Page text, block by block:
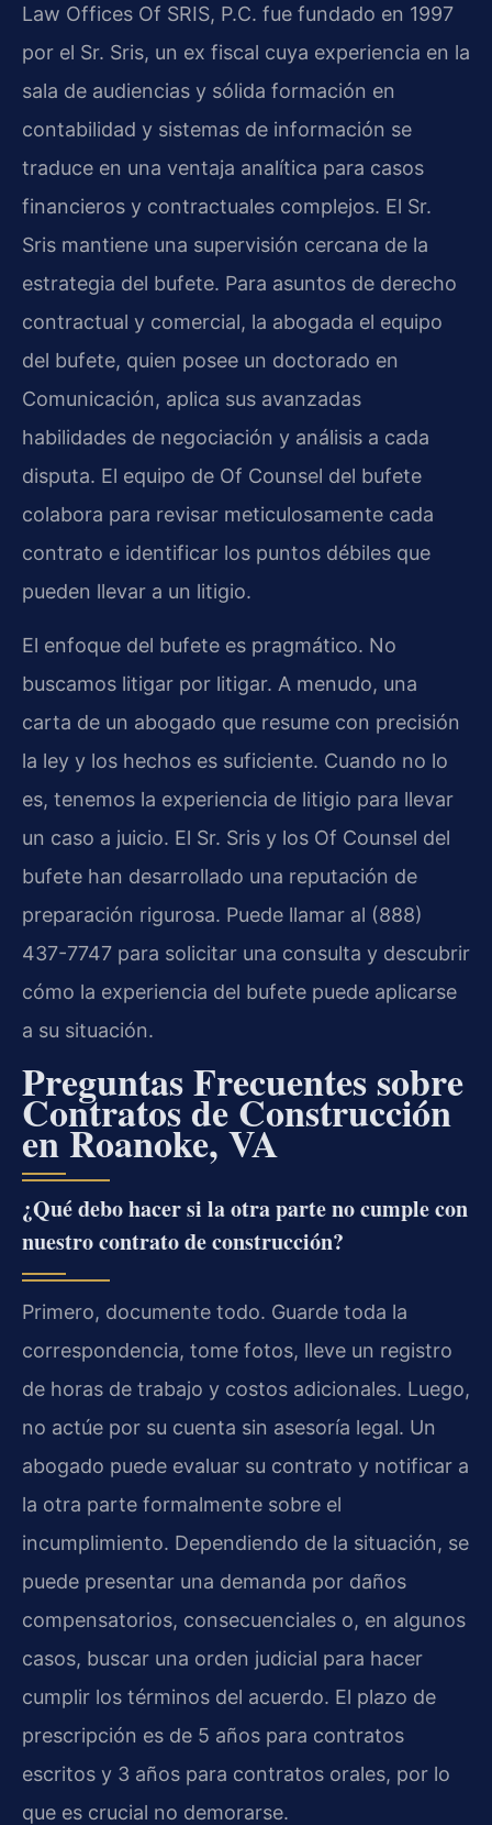
Law Offices Of SRIS, P.C. fue fundado en 1997
por el Sr. Sris, un ex fiscal cuya experiencia en la
sala de audiencias y sólida formación en
contabilidad y sistemas de información se
traduce en una ventaja analítica para casos
financieros y contractuales complejos. El Sr.
Sris mantiene una supervisión cercana de la
estrategia del bufete. Para asuntos de derecho
contractual y comercial, la abogada el equipo
del bufete, quien posee un doctorado en
Comunicación, aplica sus avanzadas
habilidades de negociación y análisis a cada
disputa. El equipo de Of Counsel del bufete
colabora para revisar meticulosamente cada
contrato e identificar los puntos débiles que
pueden llevar a un litigio.
El enfoque del bufete es pragmático. No
buscamos litigar por litigar. A menudo, una
carta de un abogado que resume con precisión
la ley y los hechos es suficiente. Cuando no lo
es, tenemos la experiencia de litigio para llevar
un caso a juicio. El Sr. Sris y los Of Counsel del
bufete han desarrollado una reputación de
preparación rigurosa. Puede llamar al (888)
437-7747 para solicitar una consulta y descubrir
cómo la experiencia del bufete puede aplicarse
a su situación.
Preguntas Frecuentes sobre
Contratos de Construcción
en Roanoke, VA
¿Qué debo hacer si la otra parte no cumple con
nuestro contrato de construcción?
Primero, documente todo. Guarde toda la
correspondencia, tome fotos, lleve un registro
de horas de trabajo y costos adicionales. Luego,
no actúe por su cuenta sin asesoría legal. Un
abogado puede evaluar su contrato y notificar a
la otra parte formalmente sobre el
incumplimiento. Dependiendo de la situación, se
puede presentar una demanda por daños
compensatorios, consecuenciales o, en algunos
casos, buscar una orden judicial para hacer
cumplir los términos del acuerdo. El plazo de
prescripción es de 5 años para contratos
escritos y 3 años para contratos orales, por lo
que es crucial no demorarse.